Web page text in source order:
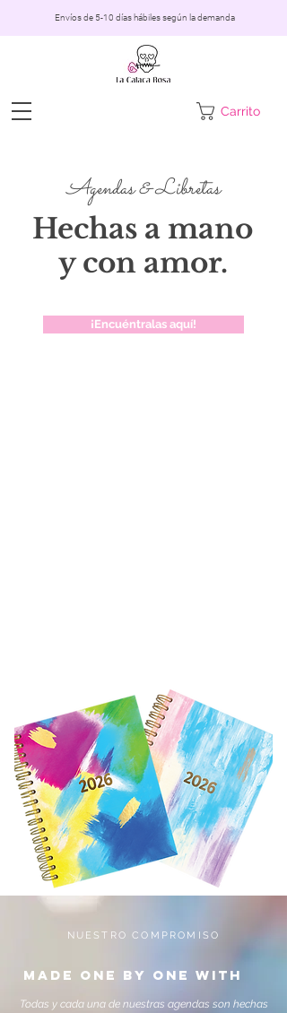
Carrito
Envíos de 5-10 días hábiles según la demanda
Agendas & Libretas
Hechas a mano
y con amor.
¡Encuéntralas aquí!
NUESTRO COMPROMISO
MADE ONE BY ONE WITH
Todas y cada una de nuestras agendas son hechas